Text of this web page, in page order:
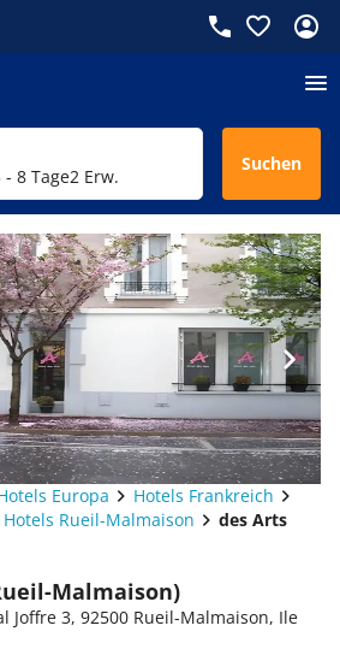
- 8 Tage2 Erw.
Suchen
Europa
Hotels Frankreich
Hotels Rueil-Malmaison des Arts
Malmaison)
Joffre 3, 92500 Rueil-Malmaison, Ile